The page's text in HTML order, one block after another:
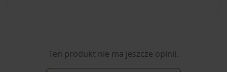
Ten produkt nie ma jeszcze opinii.